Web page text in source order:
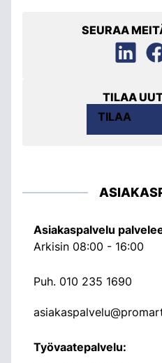
SEURAA
TILAA
TILAA
Asiakaspalvelu
Arkisin 08:00 - 16:00
Puh. 010 235 1690
Työvaatepalvelu: